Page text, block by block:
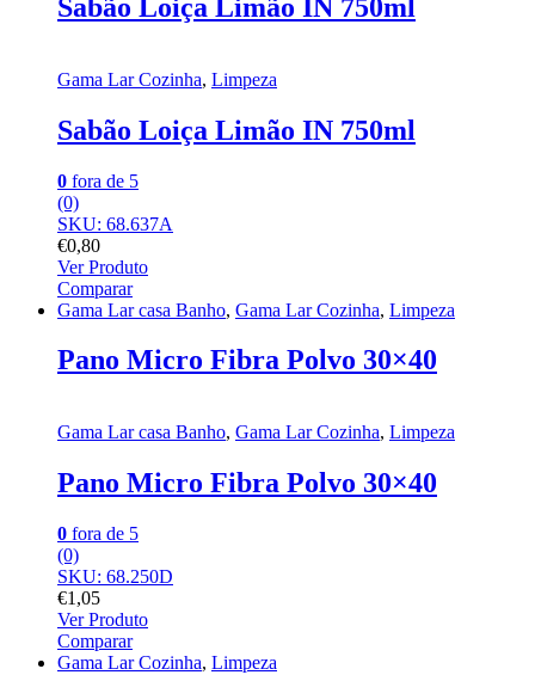
Sabão Loiça Limão IN 750ml
Gama Lar Cozinha, Limpeza
Sabão Loiça Limão IN 750ml
0 fora de 5
(0)
SKU: 68.637A
€0,80
Ver Produto
Comparar
Gama Lar casa Banho, Gama Lar Cozinha, Limpeza
Pano Micro Fibra Polvo 30×40
Gama Lar casa Banho, Gama Lar Cozinha, Limpeza
Pano Micro Fibra Polvo 30×40
0 fora de 5
(0)
SKU: 68.250D
€1,05
Ver Produto
Comparar
Gama Lar Cozinha, Limpeza